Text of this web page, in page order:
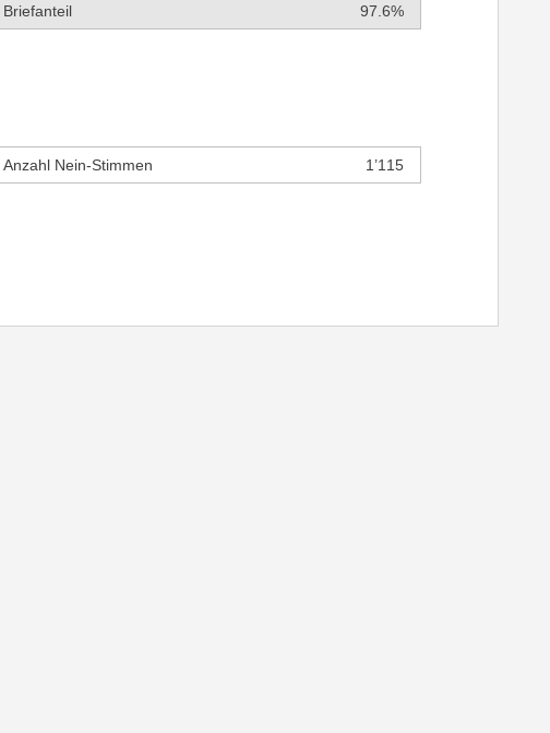
Briefanteil
97.6%
Anzahl Nein-Stimmen 1’115